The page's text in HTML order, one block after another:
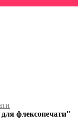
флексопечати"